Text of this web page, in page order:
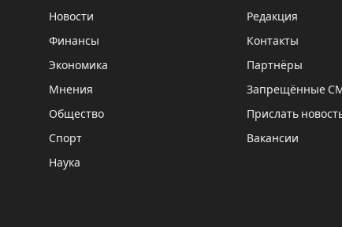
Новости
Финансы
Экономика
Мнения
Общество
Спорт
Наука
Редакция
Контакты
Партнёры
Запрещённые
Прислать
Вакансии